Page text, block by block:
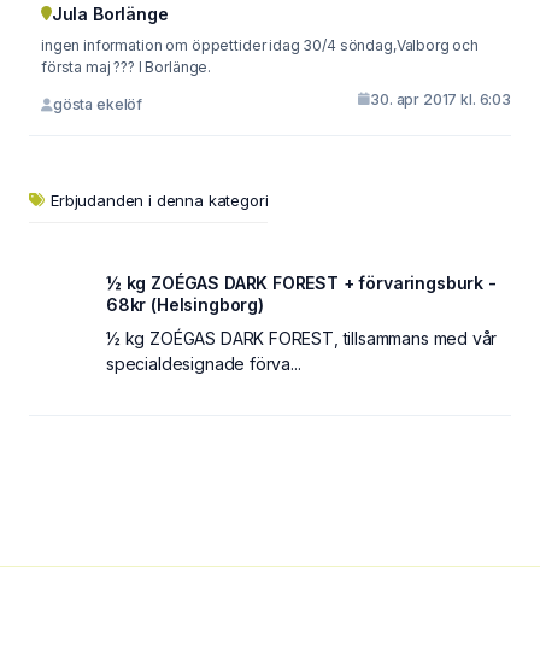
Jula Borlänge
ingen information om öppettider idag 30/4 söndag,Valborg och
första maj ??? I Borlänge.
gösta ekelöf 30. apr 2017 kl. 6:03
Erbjudanden i denna kategori
½ kg ZOÉGAS DARK FOREST + förvaringsburk -
68kr (Helsingborg)
½ kg ZOÉGAS DARK FOREST, tillsammans med vår
specialdesignade förva...